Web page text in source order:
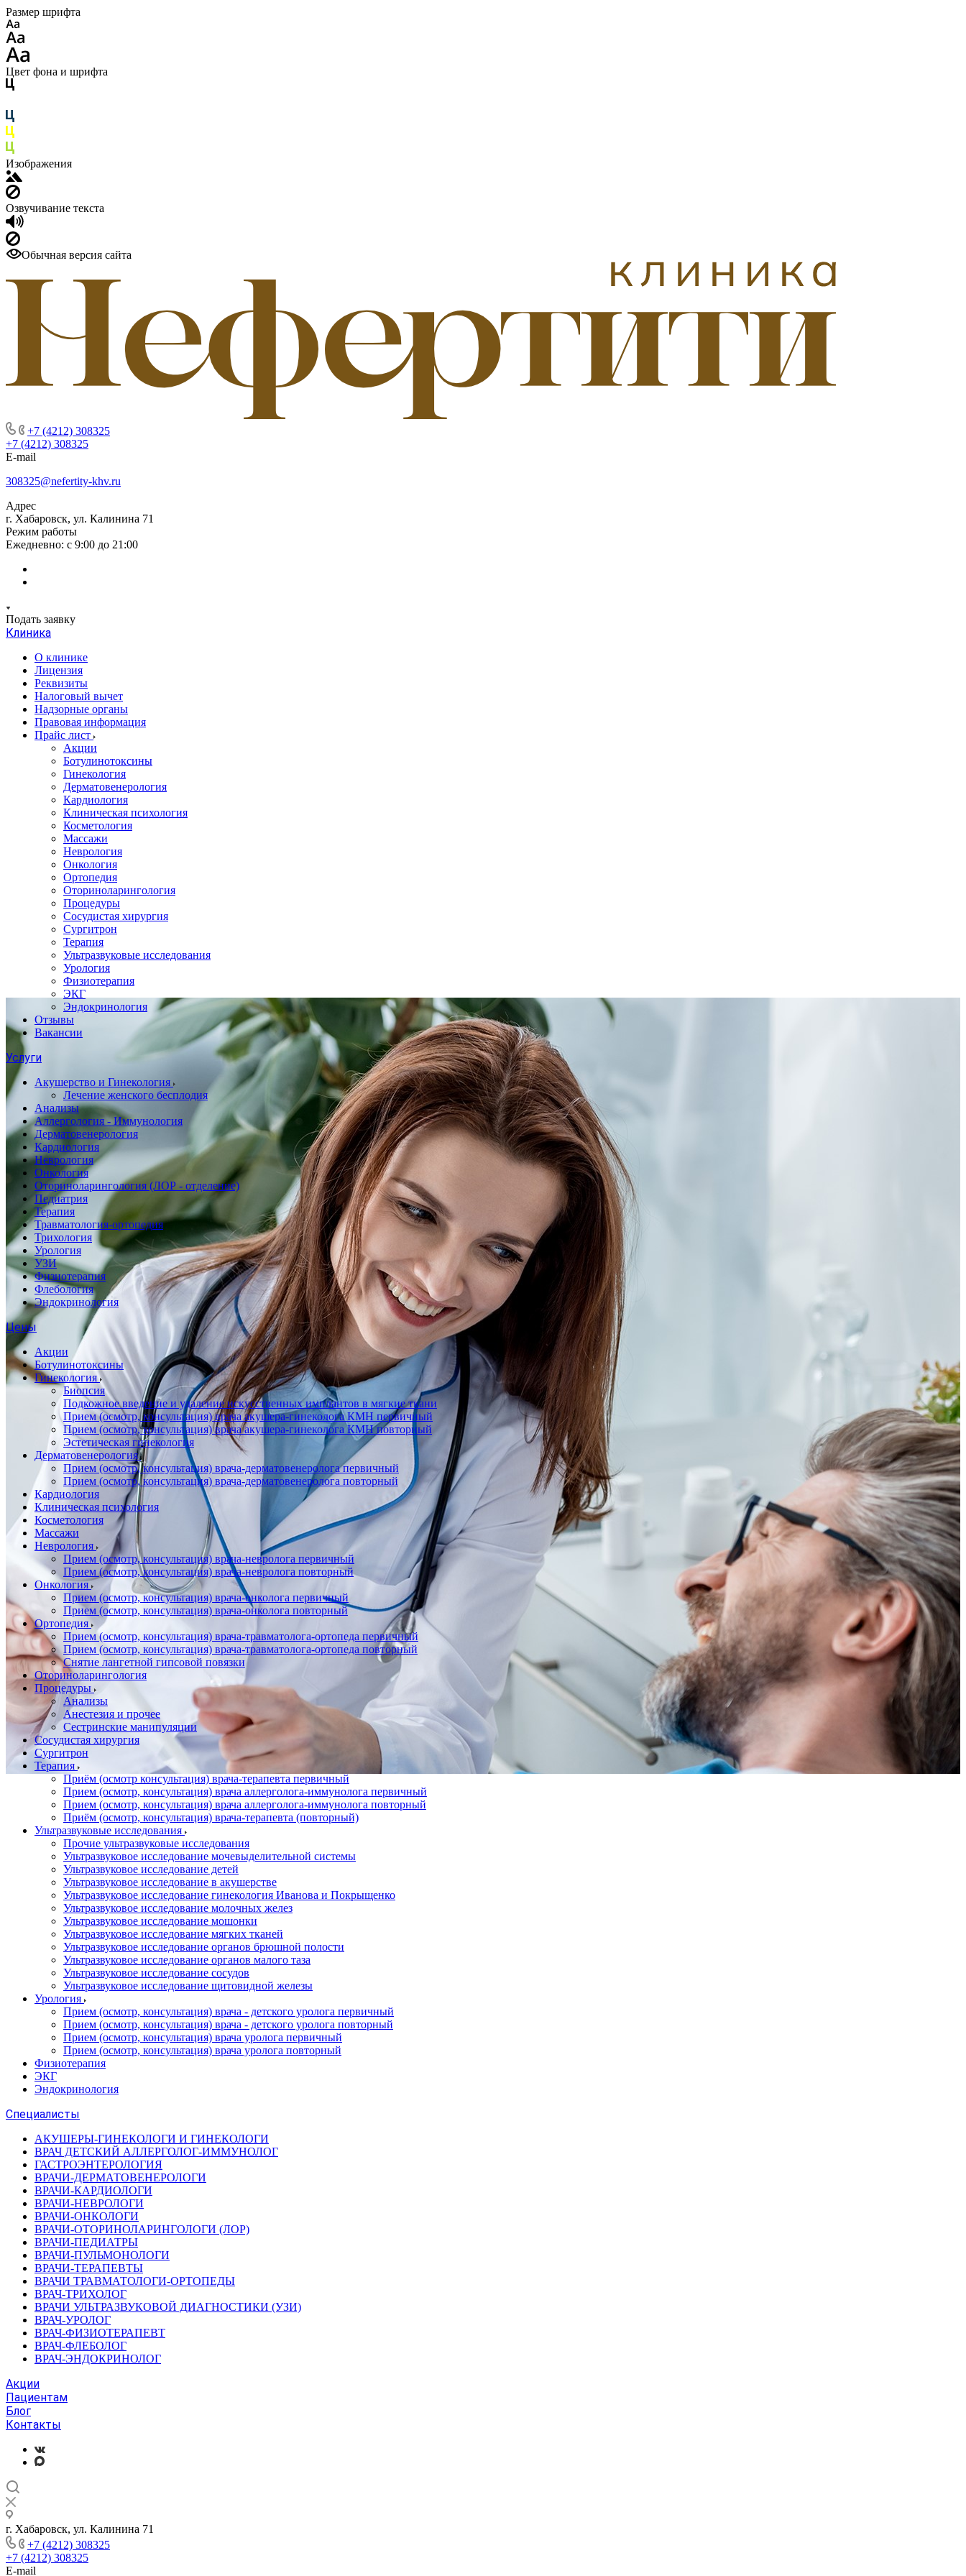
Размер шрифта
Цвет фона и шрифта
Изображения
Озвучивание текста
Обычная версия сайта
+7 (4212) 308325
+7 (4212) 308325
E-mail
308325@nefertity-khv.ru
Адрес
г. Хабаровск, ул. Калинина 71
Режим работы
Ежедневно: с 9:00 до 21:00
Подать заявку
Клиника
О клинике
Лицензия
Реквизиты
Налоговый вычет
Надзорные органы
Правовая информация
Прайс лист
Акции
Ботулинотоксины
Гинекология
Дерматовенерология
Кардиология
Клиническая психология
Косметология
Массажи
Неврология
Онкология
Ортопедия
Оториноларингология
Процедуры
Сосудистая хирургия
Сургитрон
Терапия
Ультразвуковые исследования
Урология
Физиотерапия
ЭКГ
Эндокринология
Отзывы
Вакансии
Услуги
Акушерство и Гинекология
Лечение женского бесплодия
Анализы
Аллергология - Иммунология
Дерматовенерология
Кардиология
Неврология
Онкология
Оториноларингология (ЛОР - отделение)
Педиатрия
Терапия
Травматология-ортопедия
Трихология
Урология
УЗИ
Физиотерапия
Флебология
Эндокринология
Цены
Акции
Ботулинотоксины
Гинекология
Биопсия
Подкожное введение и удаление искусственных имплантов в мягкие ткани
Прием (осмотр, консультация) врача акушера-гинеколога КМН первичный
Прием (осмотр, консультация) врача акушера-гинеколога КМН повторный
Эстетическая гинекология
Дерматовенерология
Прием (осмотр, консультация) врача-дерматовенеролога первичный
Прием (осмотр, консультация) врача-дерматовенеролога повторный
Кардиология
Клиническая психология
Косметология
Массажи
Неврология
Прием (осмотр, консультация) врача-невролога первичный
Прием (осмотр, консультация) врача-невролога повторный
Онкология
Прием (осмотр, консультация) врача-онколога первичный
Прием (осмотр, консультация) врача-онколога повторный
Ортопедия
Прием (осмотр, консультация) врача-травматолога-ортопеда первичный
Прием (осмотр, консультация) врача-травматолога-ортопеда повторный
Снятие лангетной гипсовой повязки
Оториноларингология
Процедуры
Анализы
Анестезия и прочее
Сестринские манипуляции
Сосудистая хирургия
Сургитрон
Терапия
Приём (осмотр консультация) врача-терапевта первичный
Прием (осмотр, консультация) врача аллерголога-иммунолога первичный
Прием (осмотр, консультация) врача аллерголога-иммунолога повторный
Приём (осмотр, консультация) врача-терапевта (повторный)
Ультразвуковые исследования
Прочие ультразвуковые исследования
Ультразвуковое исследование мочевыделительной системы
Ультразвуковое исследование детей
Ультразвуковое исследование в акушерстве
Ультразвуковое исследование гинекология Иванова и Покрыщенко
Ультразвуковое исследование молочных желез
Ультразвуковое исследование мошонки
Ультразвуковое исследование мягких тканей
Ультразвуковое исследование органов брюшной полости
Ультразвуковое исследование органов малого таза
Ультразвуковое исследование сосудов
Ультразвуковое исследование щитовидной железы
Урология
Прием (осмотр, консультация) врача - детского уролога первичный
Прием (осмотр, консультация) врача - детского уролога повторный
Прием (осмотр, консультация) врача уролога первичный
Прием (осмотр, консультация) врача уролога повторный
Физиотерапия
ЭКГ
Эндокринология
Специалисты
АКУШЕРЫ-ГИНЕКОЛОГИ И ГИНЕКОЛОГИ
ВРАЧ ДЕТСКИЙ АЛЛЕРГОЛОГ-ИММУНОЛОГ
ГАСТРОЭНТЕРОЛОГИЯ
ВРАЧИ-ДЕРМАТОВЕНЕРОЛОГИ
ВРАЧИ-КАРДИОЛОГИ
ВРАЧИ-НЕВРОЛОГИ
ВРАЧИ-ОНКОЛОГИ
ВРАЧИ-ОТОРИНОЛАРИНГОЛОГИ (ЛОР)
ВРАЧИ-ПЕДИАТРЫ
ВРАЧИ-ПУЛЬМОНОЛОГИ
ВРАЧИ-ТЕРАПЕВТЫ
ВРАЧИ ТРАВМАТОЛОГИ-ОРТОПЕДЫ
ВРАЧ-ТРИХОЛОГ
ВРАЧИ УЛЬТРАЗВУКОВОЙ ДИАГНОСТИКИ (УЗИ)
ВРАЧ-УРОЛОГ
ВРАЧ-ФИЗИОТЕРАПЕВТ
ВРАЧ-ФЛЕБОЛОГ
ВРАЧ-ЭНДОКРИНОЛОГ
Акции
Пациентам
Блог
Контакты
г. Хабаровск, ул. Калинина 71
+7 (4212) 308325
+7 (4212) 308325
E-mail